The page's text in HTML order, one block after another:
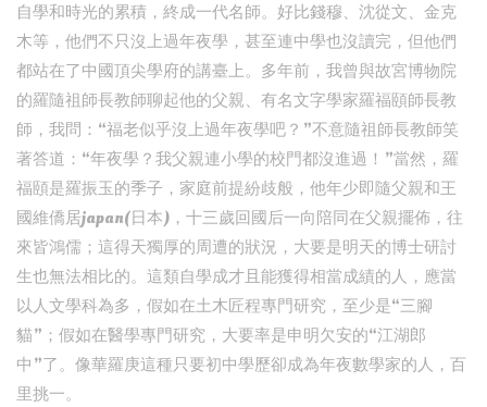
自學和時光的累積，終成一代名師。好比錢穆、沈從文、金克
木等，他們不只沒上過年夜學，甚至連中學也沒讀完，但他們
都站在了中國頂尖學府的講臺上。多年前，我曾與故宮博物院
的羅隨祖師長教師聊起他的父親、有名文字學家羅福頤師長教
師，我問：“福老似乎沒上過年夜學吧？”不意隨祖師長教師笑
著答道：“年夜學？我父親連小學的校門都沒進過！”當然，羅
福頤是羅振玉的季子，家庭前提紛歧般，他年少即隨父親和王
國維僑居japan(日本)，十三歲回國后一向陪同在父親擺佈，往
來皆鴻儒；這得天獨厚的周遭的狀況，大要是明天的博士研討
生也無法相比的。這類自學成才且能獲得相當成績的人，應當
以人文學科為多，假如在土木匠程專門研究，至少是“三腳
貓”；假如在醫學專門研究，大要率是申明欠安的“江湖郎
中”了。像華羅庚這種只要初中學歷卻成為年夜數學家的人，百
里挑一。